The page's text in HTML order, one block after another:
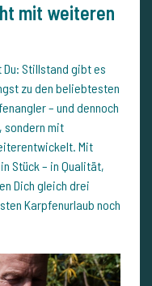
mit weiteren
Du: Stillstand gibt es
zu den beliebtesten
– und dennoch
sondern mit
Mit
Stück – in Qualität,
Dich gleich drei
Karpfenurlaub noch